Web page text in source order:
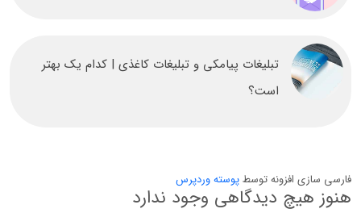
تبلیغات پیامکی و تبلیغات کاغذی | کدام یک بهتر
است؟
فارسی سازی افزونه توسطپوسته وردپرس
هنوز هیچ دیدگاهی وجود ندارد